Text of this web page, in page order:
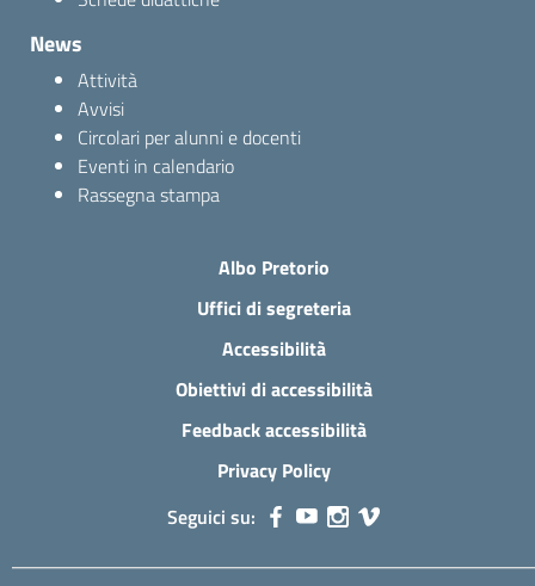
News
Attività
Avvisi
Circolari per alunni e docenti
Eventi in calendario
Rassegna stampa
Albo Pretorio
Uffici di segreteria
Accessibilità
Obiettivi di accessibilità
Feedback accessibilità
Privacy Policy
Seguici su: